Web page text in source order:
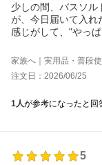
少しの間、バスソル
が、今日届いて入れ
感じがして、"やっ
家族へ｜実用品・普段
注文日：2026/06/25
1人が参考になったと回
5